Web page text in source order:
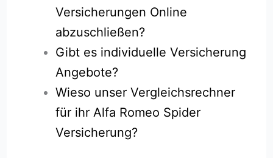
Versicherungen Online
abzuschließen?
Gibt es individuelle Versicherung
Angebote?
Wieso unser Vergleichsrechner
für ihr Alfa Romeo Spider
Versicherung?